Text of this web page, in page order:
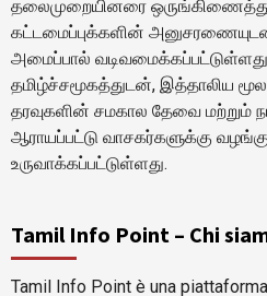
தலைமுறையினரை ஒருங்கிணைத்து
கட்டமைப்புக்களின்
அமைப்பால்
தமிழ்ச்சமூகத்துடன், இத்தாலிய
தரவுகளின் சமகால தேவை
ஆராயப்பட்டு வாசகர்களுக்கு
உருவாக்கப்பட்டுள்ளது.
Tamil Info Point – Chi
Tamil Info Point è una